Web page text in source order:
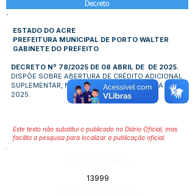
Decreto
ESTADO DO ACRE
PREFEITURA MUNICIPAL DE PORTO WALTER
GABINETE DO PREFEITO
DECRETO Nº 78/2025 DE 08 ABRIL DE DE 2025.
DISPÕE SOBRE ABERTURA DE CRÉDITO ADICIONAL
SUPLEMENTAR, NO ORÇAMENTO PROGRAMA DE
2025.
Este texto não substitui o publicado no Diário Oficial, mas
facilita a pesquisa para localizar a publicação oficial.
13999